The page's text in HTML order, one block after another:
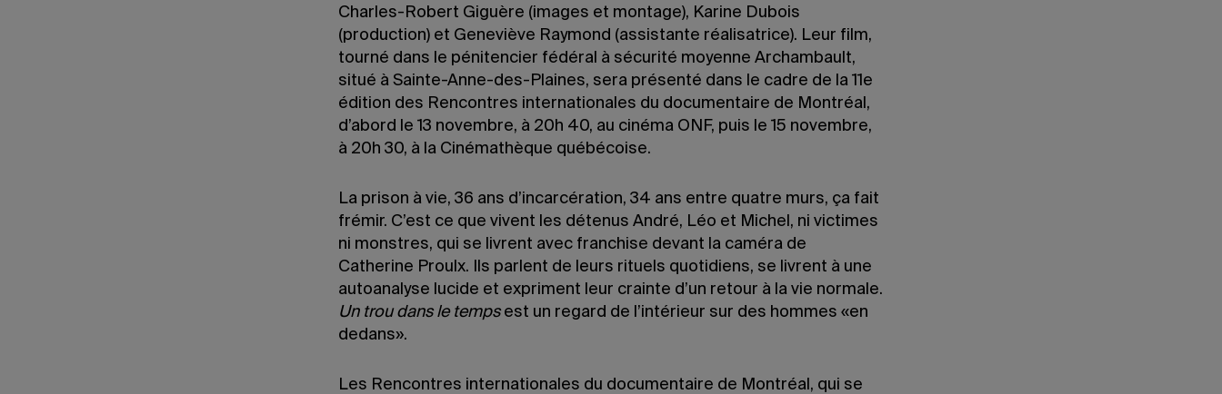
Charles-Robert Giguère (images et montage), Karine Dubois
(production) et Geneviève Raymond (assistante réalisatrice). Leur film,
tourné dans le pénitencier fédéral à sécurité moyenne Archambault,
situé à Sainte-Anne-des-Plaines, sera présenté dans le cadre de la 11e
édition des Rencontres internationales du documentaire de Montréal,
d’abord le 13 novembre, à 20h 40, au cinéma ONF, puis le 15 novembre,
à 20h 30, à la Cinémathèque québécoise.
La prison à vie, 36 ans d’incarcération, 34 ans entre quatre murs, ça fait
frémir. C’est ce que vivent les détenus André, Léo et Michel, ni victimes
ni monstres, qui se livrent avec franchise devant la caméra de
Catherine Proulx. Ils parlent de leurs rituels quotidiens, se livrent à une
autoanalyse lucide et expriment leur crainte d’un retour à la vie normale.
Un trou dans le tempsest un regard de l’intérieur sur des hommes «en
dedans».
Les Rencontres internationales du documentaire de Montréal, qui se